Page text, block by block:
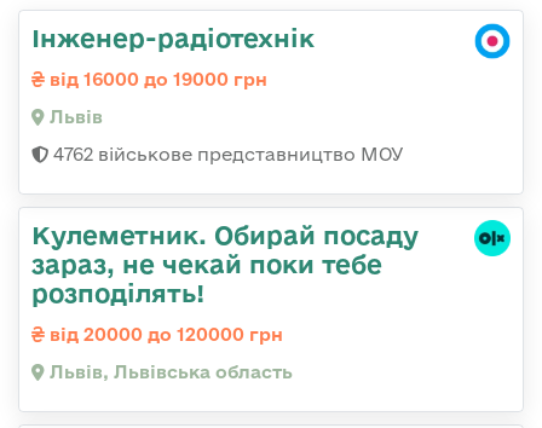
Інженер-радіотехнік
від 16000 до 19000 грн
Львів
4762 військове представництво МОУ
Кулеметник. Обирай посаду
зараз, не чекай поки тебе
розподілять!
від 20000 до 120000 грн
Львів, Львівська область